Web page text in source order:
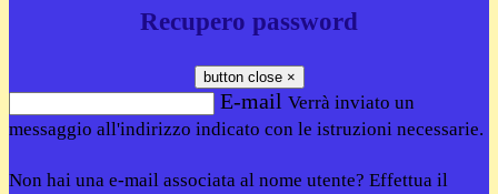
Recupero password
button close ×
E-mail Verrà inviato un
messaggio all'indirizzo indicato con le istruzioni necessarie.
Non hai una e-mail associata al nome utente? Effettua il